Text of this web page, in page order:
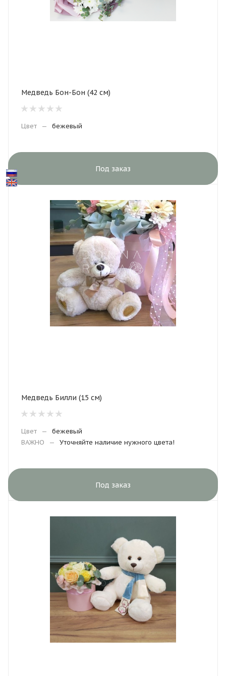
Медведь Бон-Бон (42 см)
Цвет — бежевый
Под заказ
Медведь Билли (15 см)
Цвет —
бежевый
ВАЖНО
— Уточняйте наличие нужного цвета!
Под заказ